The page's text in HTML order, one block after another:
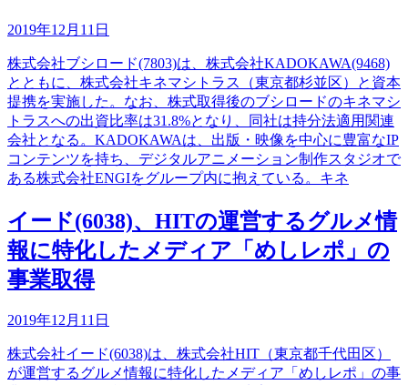
2019年12月11日
株式会社ブシロード(7803)は、株式会社KADOKAWA(9468)
とともに、株式会社キネマシトラス（東京都杉並区）と資本
提携を実施した。なお、株式取得後のブシロードのキネマシ
トラスへの出資比率は31.8%となり、同社は持分法適用関連
会社となる。KADOKAWAは、出版・映像を中心に豊富なIP
コンテンツを持ち、デジタルアニメーション制作スタジオで
ある株式会社ENGIをグループ内に抱えている。キネ
イード(6038)、HITの運営するグルメ情
報に特化したメディア「めしレポ」の
事業取得
2019年12月11日
株式会社イード(6038)は、株式会社HIT（東京都千代田区）
が運営するグルメ情報に特化したメディア「めしレポ」の事